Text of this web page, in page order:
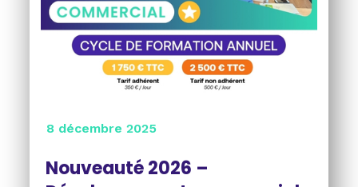
8 décembre 2025
Nouveauté 2026 –